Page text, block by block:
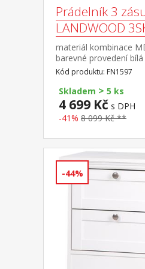
Prádelník 3
LANDWOOD
materiál kombinace
barevné provedení bílá
kovovými úchytkami
vzhledu součást
Kód produktu: FN1597
Skladem > 5 ks
4 699 Kč s DPH
-41% 8 099 Kč **
-44%